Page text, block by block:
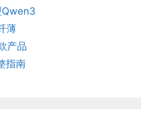
Qwen3
薄
产品
指南